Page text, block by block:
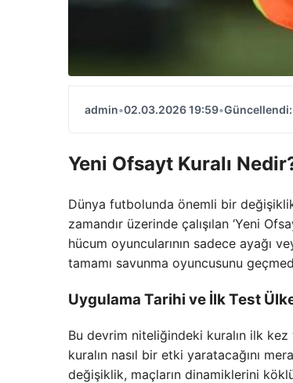
admin•02.03.2026 19:59•
Yeni Ofsayt Kuralı
Dünya futbolunda önemli bir
zamandır üzerinde çalışılan ‘Yeni
hücum oyuncularının sadece ayağı
tamamı savunma oyuncusunu
Uygulama Tarihi ve İlk Test
Bu devrim niteliğindeki kuralın ilk
kuralın nasıl bir etki yaratacağını
değişiklik, maçların dinamiklerini